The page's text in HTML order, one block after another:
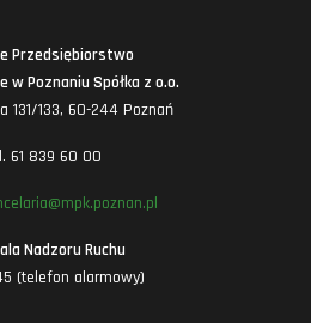
Przedsiębiorstwo
w Poznaniu Spółka z o.o.
131/133, 60-244 Poznań
61 839 60 00
Nadzoru Ruchu
(telefon alarmowy)